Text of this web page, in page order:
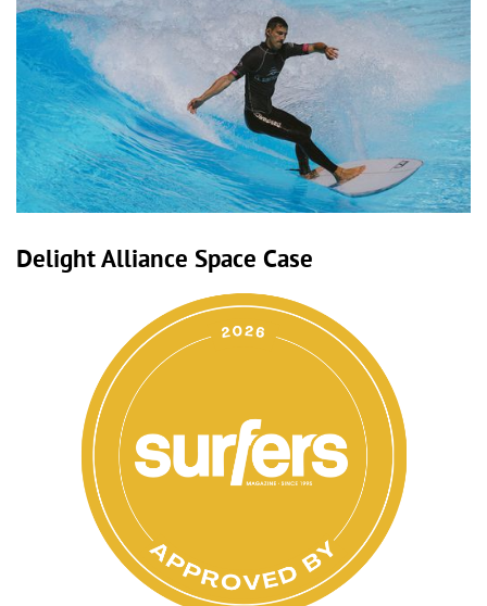
Delight Alliance Space Case